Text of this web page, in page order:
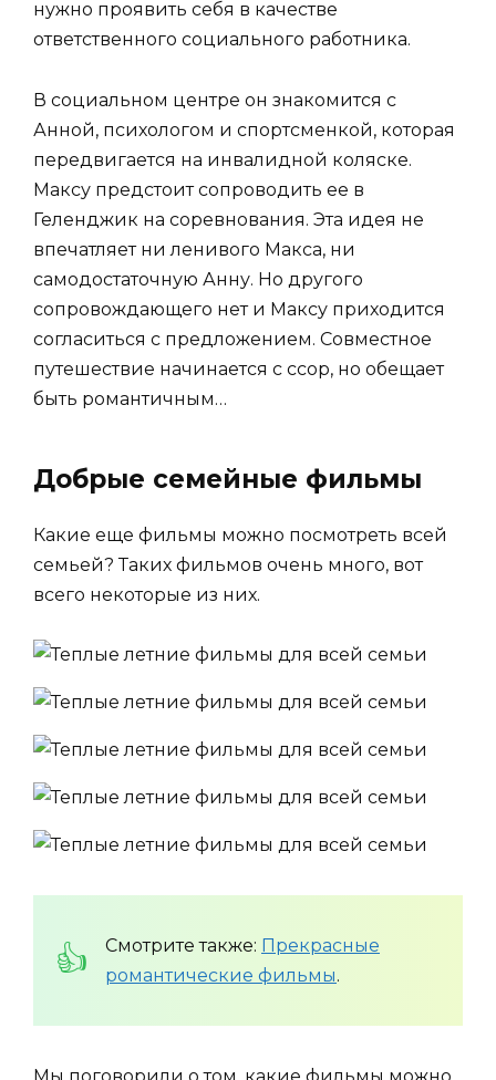
нужно проявить себя в качестве
ответственного социального работника.
В социальном центре он знакомится с
Анной, психологом и спортсменкой, которая
передвигается на инвалидной коляске.
Максу предстоит сопроводить ее в
Геленджик на соревнования. Эта идея не
впечатляет ни ленивого Макса, ни
самодостаточную Анну. Но другого
сопровождающего нет и Максу приходится
согласиться с предложением. Совместное
путешествие начинается с ссор, но обещает
быть романтичным…
Добрые семейные фильмы
Какие еще фильмы можно посмотреть всей
семьей? Таких фильмов очень много, вот
всего некоторые из них.
Смотрите также: Прекрасные
романтические фильмы.
Мы поговорили о том, какие фильмы можно